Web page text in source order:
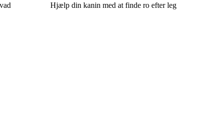
Hjælp din kanin med at finde ro efter leg